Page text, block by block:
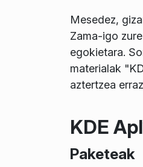
Mesedez,
Zama-igo
egokietara.
materialak
aztertzea
KDE
Paketeak